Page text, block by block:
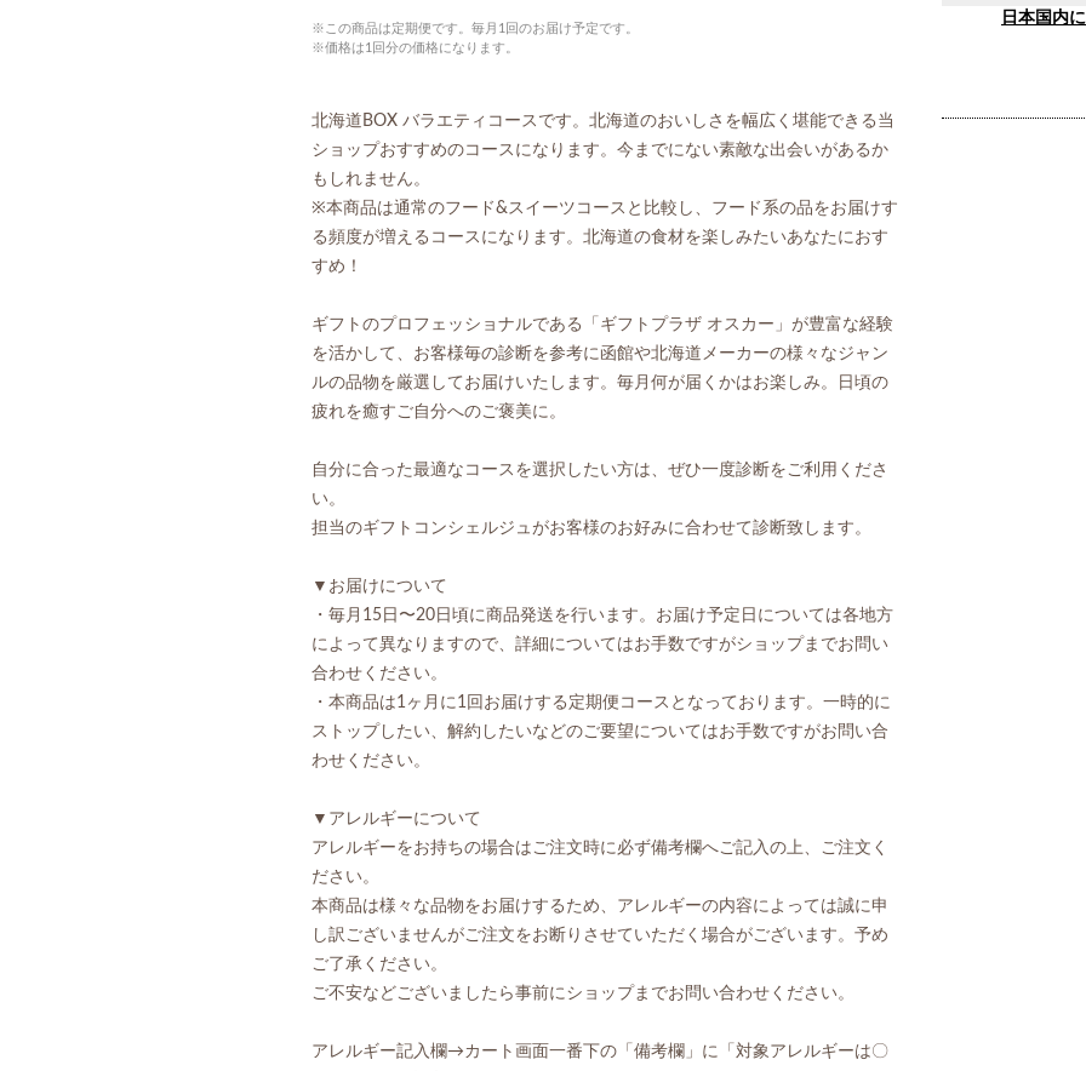
※この商品は定期便です。毎月1回のお届け予定です。
※価格は1回分の価格になります。
北海道BOX バラエティコースです。北海道のおいしさを幅広く堪能できる当
ショップおすすめのコースになります。今までにない素敵な出会いがあるか
もしれません。
※本商品は通常のフード&スイーツコースと比較し、フード系の品をお届けす
る頻度が増えるコースになります。北海道の食材を楽しみたいあなたにおす
すめ！
ギフトのプロフェッショナルである「ギフトプラザ オスカー」が豊富な経験
を活かして、お客様毎の診断を参考に函館や北海道メーカーの様々なジャン
ルの品物を厳選してお届けいたします。毎月何が届くかはお楽しみ。日頃の
疲れを癒すご自分へのご褒美に。
自分に合った最適なコースを選択したい方は、ぜひ一度診断をご利用くださ
い。
担当のギフトコンシェルジュがお客様のお好みに合わせて診断致します。
▼お届けについて
・毎月15日〜20日頃に商品発送を行います。お届け予定日については各地方
によって異なりますので、詳細についてはお手数ですがショップまでお問い
合わせください。
・本商品は1ヶ月に1回お届けする定期便コースとなっております。一時的に
ストップしたい、解約したいなどのご要望についてはお手数ですがお問い合
わせください。
▼アレルギーについて
アレルギーをお持ちの場合はご注文時に必ず備考欄へご記入の上、ご注文く
ださい。
本商品は様々な品物をお届けするため、アレルギーの内容によっては誠に申
し訳ございませんがご注文をお断りさせていただく場合がございます。予め
ご了承ください。
ご不安などございましたら事前にショップまでお問い合わせください。
アレルギー記入欄→カート画面一番下の「備考欄」に「対象アレルギーは〇
日本国内